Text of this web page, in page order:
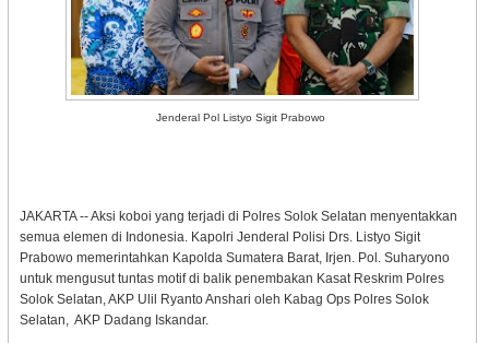
Jenderal Pol Listyo Sigit Prabowo
JAKARTA -- Aksi koboi yang terjadi di Polres Solok Selatan menyentakkan
semua elemen di Indonesia. Kapolri Jenderal Polisi Drs. Listyo Sigit
Prabowo memerintahkan Kapolda Sumatera Barat, Irjen. Pol. Suharyono
untuk mengusut tuntas motif di balik penembakan Kasat Reskrim Polres
Solok Selatan, AKP Ulil Ryanto Anshari oleh Kabag Ops Polres Solok
Selatan, AKP Dadang Iskandar.